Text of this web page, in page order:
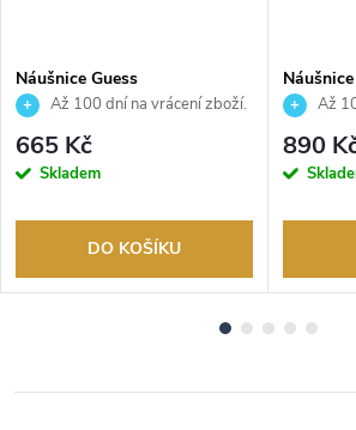
Náušnice Guess
JUBE06180JWYGT
Až 100 dní na vrácení zboží.
Autorizovaný prodejce.
665 Kč
Skladem
DO KOŠÍKU
Až
890